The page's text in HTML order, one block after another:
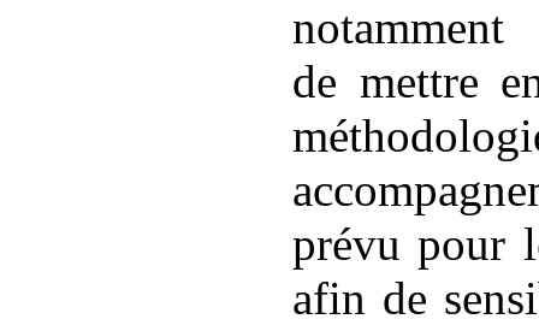
notamment
de mettre
prévu pour
afin de